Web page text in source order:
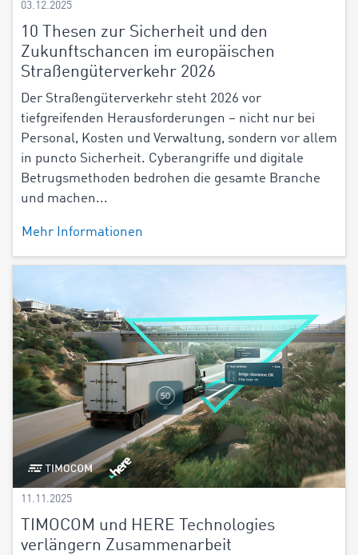
03.12.2025
10 Thesen zur Sicherheit und den
Zukunftschancen im europäischen
Straßengüterverkehr 2026
Der Straßengüterverkehr steht 2026 vor
tiefgreifenden Herausforderungen – nicht nur bei
Personal, Kosten und Verwaltung, sondern vor allem
in puncto Sicherheit. Cyberangriffe und digitale
Betrugsmethoden bedrohen die gesamte Branche
und machen...
Mehr Informationen
11.11.2025
TIMOCOM und HERE Technologies
verlängern Zusammenarbeit